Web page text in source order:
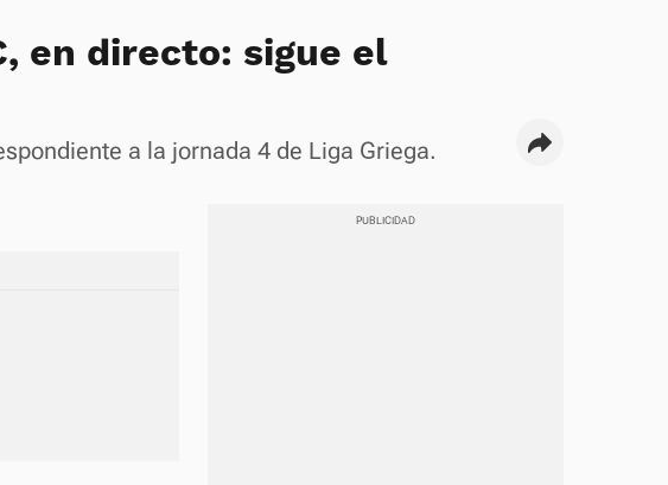
en directo: sigue el
a la jornada 4 de Liga Griega.